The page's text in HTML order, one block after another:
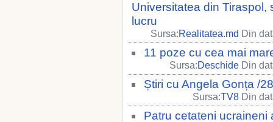
Universitatea din Tiraspol,
lucru
Sursa:Realitatea.md Din
11 poze cu cea mai
Sursa:Deschide Din
Știri cu Angela Gonța /
Sursa:TV8 Din
Patru cetateni ucraineni